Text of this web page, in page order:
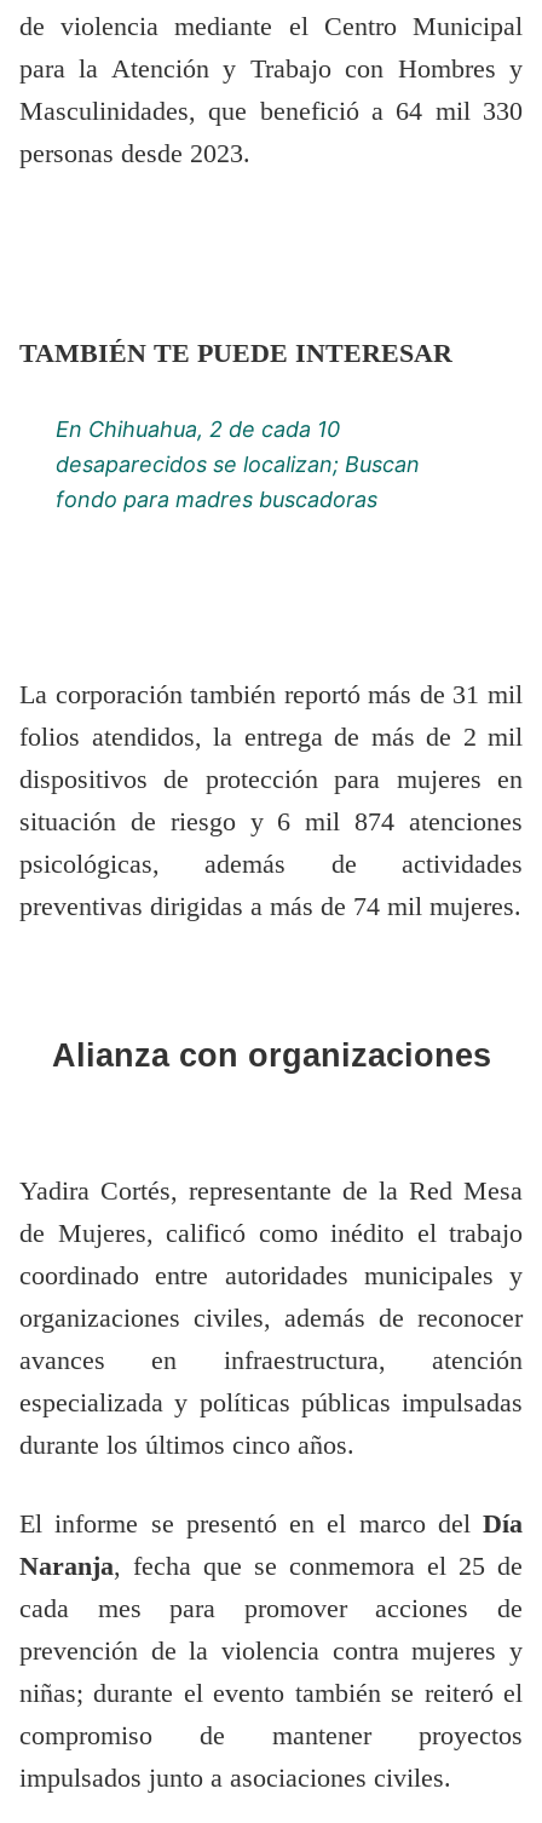
de violencia mediante el Centro Municipal
para la Atención y Trabajo con Hombres y
Masculinidades, que benefició a 64 mil 330
personas desde 2023.
TAMBIÉN TE PUEDE INTERESAR
En Chihuahua, 2 de cada 10
desaparecidos se localizan; Buscan
fondo para madres buscadoras
La corporación también reportó más de 31 mil
folios atendidos, la entrega de más de 2 mil
dispositivos de protección para mujeres en
situación de riesgo y 6 mil 874 atenciones
psicológicas, además de actividades
preventivas dirigidas a más de 74 mil mujeres.
Alianza con organizaciones
Yadira Cortés, representante de la Red Mesa
de Mujeres, calificó como inédito el trabajo
coordinado entre autoridades municipales y
organizaciones civiles, además de reconocer
avances en infraestructura, atención
especializada y políticas públicas impulsadas
durante los últimos cinco años.
El informe se presentó en el marco del Día
Naranja, fecha que se conmemora el 25 de
cada mes para promover acciones de
prevención de la violencia contra mujeres y
niñas; durante el evento también se reiteró el
compromiso de mantener proyectos
impulsados junto a asociaciones civiles.